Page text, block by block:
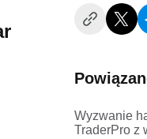
Wyzwanie
TraderPro z